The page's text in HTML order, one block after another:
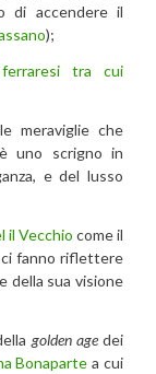
di accendere il
);
tra cui
meraviglie che
uno scrigno in
e del lusso
il Vecchio come il
fanno riflettere
della sua visione
golden agedei
Bonaparte a cui